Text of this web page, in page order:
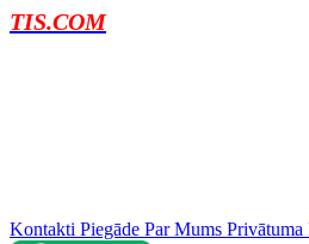
TIS.COM
Kontakti Piegāde Par Mums Privātuma